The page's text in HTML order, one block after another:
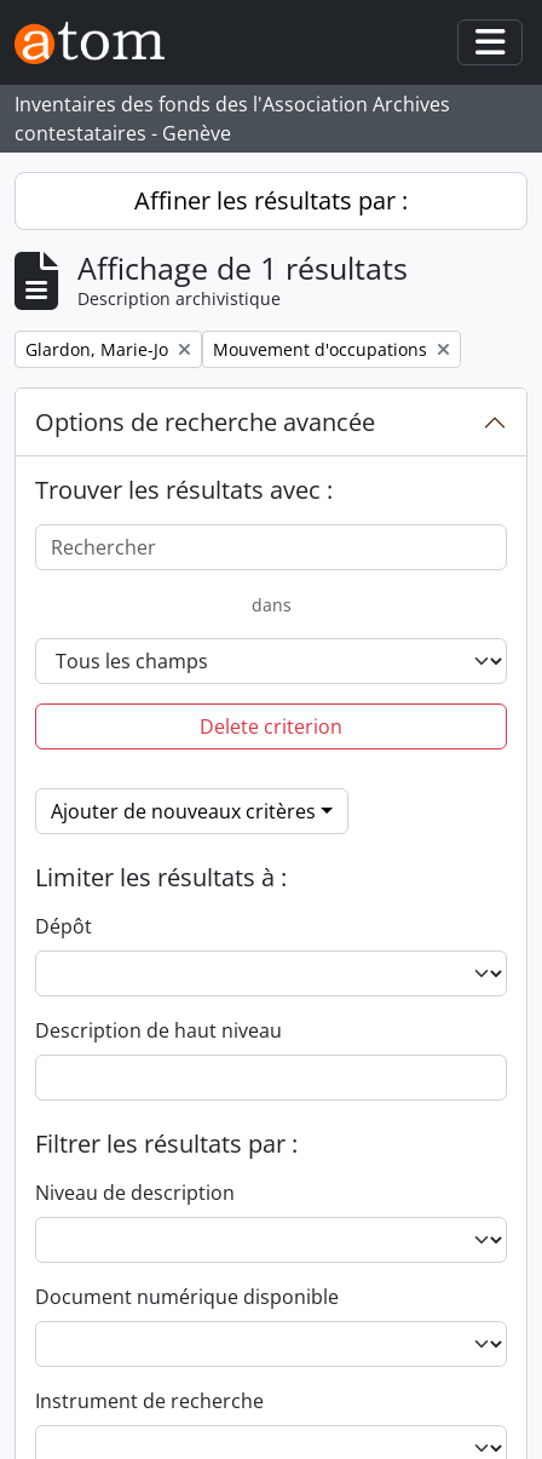
Skip to main content
Inventaires des fonds des l'Association Archives
contestataires - Genève
Affiner les résultats par :
Affichage de 1 résultats
Description archivistique
Remove filter:
Glardon, Marie-Jo Remove filter:
Mouvement d'occupations
Options de recherche avancée
Trouver les résultats avec :
dans
Delete criterion
Ajouter de nouveaux critères
Limiter les résultats à :
Dépôt
Description de haut niveau
Filtrer les résultats par :
Niveau de description
Document numérique disponible
Instrument de recherche